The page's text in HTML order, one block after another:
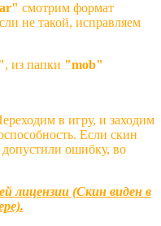
смотрим формат
не такой, исправляем
, из папки "mob"
в игру, и заходим
Если скин
допустили ошибку, во
лицензии (Скин виден в